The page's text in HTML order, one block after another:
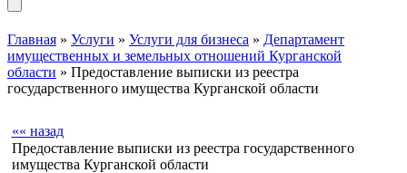
Главная » Услуги » Услуги для бизнеса » Департамент
имущественных и земельных отношений Курганской
области » Предоставление выписки из реестра
государственного имущества Курганской области
«« назад
Предоставление выписки из реестра государственного
имущества Курганской области